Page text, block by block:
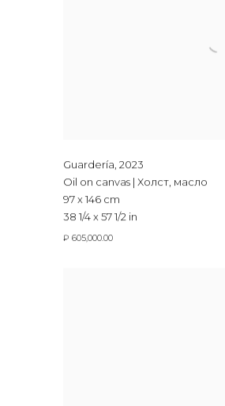
Guardería 2023
Oil on canvas | Холст, масло
97 x 146 cm
38 1/4 x 57 1/2 in
₽ 605,000.00